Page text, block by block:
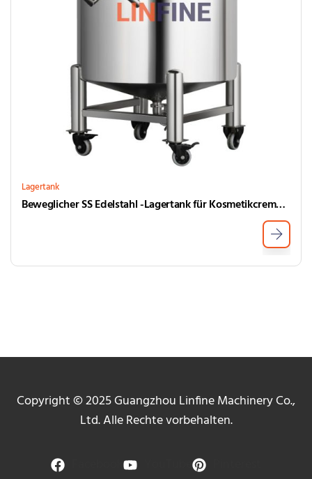
Lagertank
Beweglicher SS Edelstahl -Lagertank für Kosmetikcreme Speicherung
Copyright © 2025 Guangzhou Linfine Machinery Co.,
Ltd. Alle Rechte vorbehalten.